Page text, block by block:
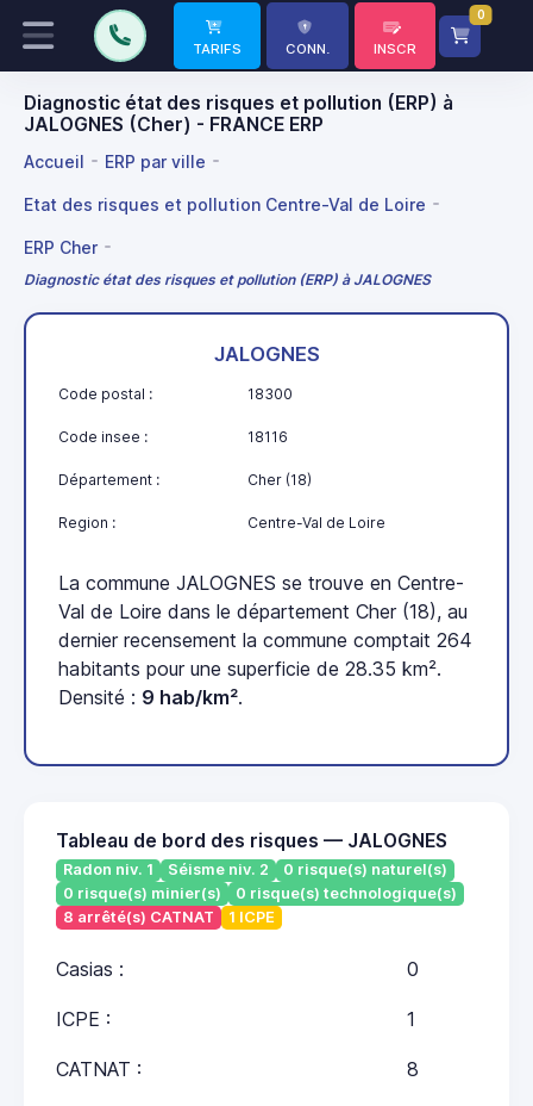
TARIFS CONN. INSCR
0
Diagnostic état des risques et pollution (ERP) à
JALOGNES (Cher) - FRANCE ERP
Accueil ERP par ville
Etat des risques et pollution Centre-Val de Loire
ERP Cher
Diagnostic état des risques et pollution (ERP) à JALOGNES
JALOGNES
Code postal : 18300
Code insee : 18116
Département : Cher (18)
Region : Centre-Val de Loire
La commune JALOGNES se trouve en Centre-
Val de Loire dans le département Cher (18), au
dernier recensement la commune comptait 264
habitants pour une superficie de 28.35 km².
Densité : 9 hab/km².
Tableau de bord des risques — JALOGNES
Radon niv. 1 Séisme niv. 2
0 risque(s) naturel(s)
0 risque(s) minier(s)
0 risque(s) technologique(s)
8 arrêté(s) CATNAT
1 ICPE
Casias : 0
ICPE : 1
CATNAT : 8